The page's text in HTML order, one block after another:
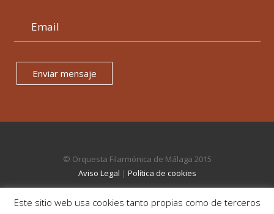
Enviar mensaje
© Orquesta Filarmónica de Málaga 2015
Aviso Legal | Política de cookies
Este sitio web usa cookies tanto propias como de terceros